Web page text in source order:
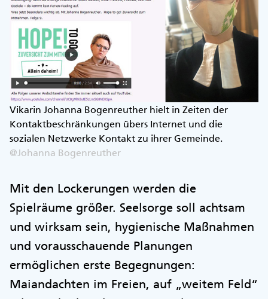
Vikarin Johanna Bogenreuther hielt in Zeiten der
Kontaktbeschränkungen übers Internet und die
sozialen Netzwerke Kontakt zu ihrer Gemeinde.
@Johanna Bogenreuther
Mit den Lockerungen werden die
Spielräume größer. Seelsorge soll achtsam
und wirksam sein, hygienische Maßnahmen
und vorausschauende Planungen
ermöglichen erste Begegnungen:
Maiandachten im Freien, auf „weitem Feld“